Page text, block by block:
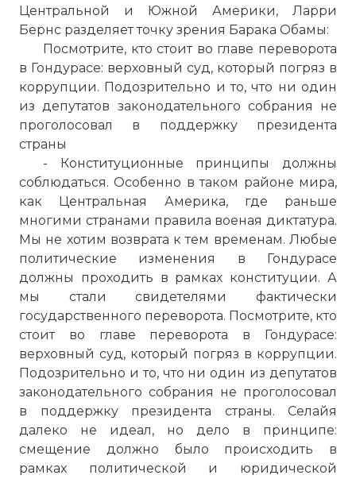
Центральной и Южной Америки, Ларри
Бернс разделяет точку зрения Барака Обамы:
Посмотрите, кто стоит во главе переворота
в Гондурасе: верховный суд, который погряз в
коррупции. Подозрительно и то, что ни один
из депутатов законодательного собрания не
проголосовал в поддержку президента
страны
- Конституционные принципы должны
соблюдаться. Особенно в таком районе мира,
как Центральная Америка, где раньше
многими странами правила военая диктатура.
Мы не хотим возврата к тем временам. Любые
политические изменения в Гондурасе
должны проходить в рамках конституции. А
мы стали свидетелями фактически
государственного переворота. Посмотрите, кто
стоит во главе переворота в Гондурасе:
верховный суд, который погряз в коррупции.
Подозрительно и то, что ни один из депутатов
законодательного собрания не проголосовал
в поддержку президента страны. Селайя
далеко не идеал, но дело в принципе:
смещение должно было происходить в
рамках политической и юридической